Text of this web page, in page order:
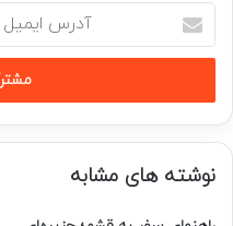
آدرس
ایمیل
خود
وارد
کنید
نوشته های مشابه